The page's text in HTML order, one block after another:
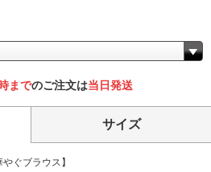
までのご注文は当日発送
サイズ
ぐブラウス】